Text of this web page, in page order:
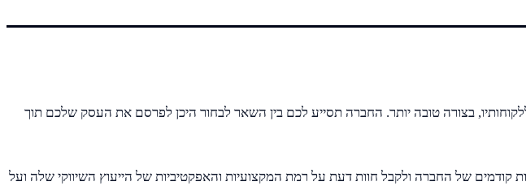
בצורה טובה יותר. החברה תסייע לכם בין השאר לבחור היכן לפרסם את העסק שלכם תוך
של החברה ולקבל חוות דעת על רמת המקצועיות והאפקטיביות של הייעוץ השיווקי שלה ועל